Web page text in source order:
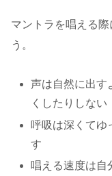
マントラを唱える
う。
声は自然に出す
くしたりしない
呼吸は深くてゆ
す
唱える速度は自